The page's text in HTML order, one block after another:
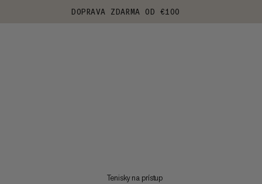
DOPRAVA ZDARMA OD €100
Tenisky na prístup